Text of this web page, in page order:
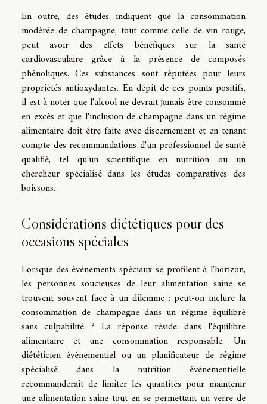
En outre, des études indiquent que la consommation
modérée de champagne, tout comme celle de vin rouge,
peut avoir des effets bénéfiques sur la santé
cardiovasculaire grâce à la présence de composés
phénoliques. Ces substances sont réputées pour leurs
propriétés antioxydantes. En dépit de ces points positifs,
il est à noter que l'alcool ne devrait jamais être consommé
en excès et que l'inclusion de champagne dans un régime
alimentaire doit être faite avec discernement et en tenant
compte des recommandations d'un professionnel de santé
qualifié, tel qu'un scientifique en nutrition ou un
chercheur spécialisé dans les études comparatives des
boissons.
Considérations diététiques pour des
occasions spéciales
Lorsque des événements spéciaux se profilent à l'horizon,
les personnes soucieuses de leur alimentation saine se
trouvent souvent face à un dilemme : peut-on inclure la
consommation de champagne dans un régime équilibré
sans culpabilité ? La réponse réside dans l'équilibre
alimentaire et une consommation responsable. Un
diététicien événementiel ou un planificateur de régime
spécialisé dans la nutrition événementielle
recommanderait de limiter les quantités pour maintenir
une alimentation saine tout en se permettant un verre de